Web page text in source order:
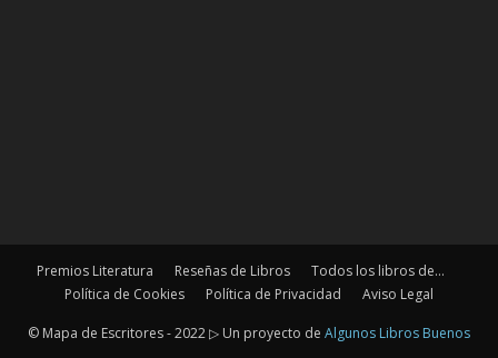
Premios Literatura Reseñas de Libros
Todos los libros de…
Política de Cookies
Política de Privacidad Aviso Legal
© Mapa de Escritores - 2022 ▷ Un proyecto de Algunos Libros Buenos